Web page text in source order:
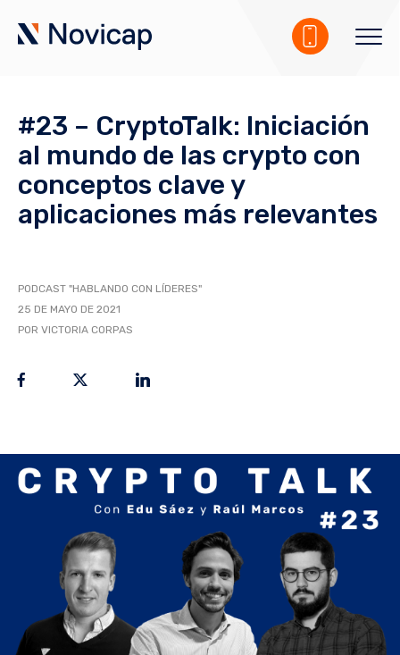
#23 – CryptoTalk: Iniciación
al mundo de las crypto con
conceptos clave y
aplicaciones más relevantes
PODCAST "HABLANDO CON LÍDERES"
25 DE MAYO DE 2021
POR VICTORIA CORPAS